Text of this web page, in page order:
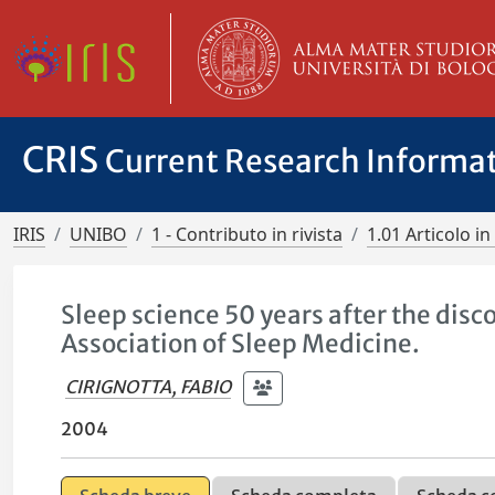
CRIS Current Research
IRIS UNIBO 1 - Contributo in rivista 1.01 Articolo
Sleep science 50 years after the
Association of Sleep Medicine.
CIRIGNOTTA, FABIO
2004